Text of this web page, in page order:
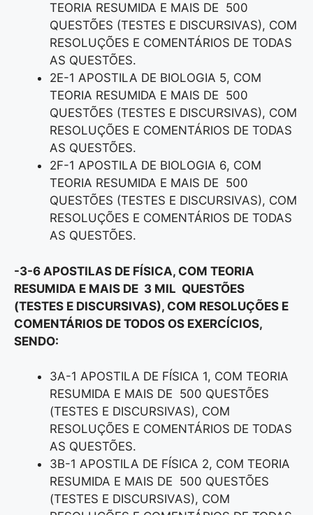
TEORIA RESUMIDA E MAIS DE 500
QUESTÕES (TESTES E DISCURSIVAS), COM
RESOLUÇÕES E COMENTÁRIOS DE TODAS
AS QUESTÕES.
2E-1 APOSTILA DE BIOLOGIA 5, COM
TEORIA RESUMIDA E MAIS DE 500
QUESTÕES (TESTES E DISCURSIVAS), COM
RESOLUÇÕES E COMENTÁRIOS DE TODAS
AS QUESTÕES.
2F-1 APOSTILA DE BIOLOGIA 6, COM
TEORIA RESUMIDA E MAIS DE 500
QUESTÕES (TESTES E DISCURSIVAS), COM
RESOLUÇÕES E COMENTÁRIOS DE TODAS
AS QUESTÕES.
-3-6 APOSTILAS DE FÍSICA, COM TEORIA
RESUMIDA E MAIS DE 3 MIL QUESTÕES
(TESTES E DISCURSIVAS), COM RESOLUÇÕES E
COMENTÁRIOS DE TODOS OS EXERCÍCIOS,
SENDO:
3A-1 APOSTILA DE FÍSICA 1, COM TEORIA
RESUMIDA E MAIS DE 500 QUESTÕES
(TESTES E DISCURSIVAS), COM
RESOLUÇÕES E COMENTÁRIOS DE TODAS
AS QUESTÕES.
3B-1 APOSTILA DE FÍSICA 2, COM TEORIA
RESUMIDA E MAIS DE 500 QUESTÕES
(TESTES E DISCURSIVAS), COM